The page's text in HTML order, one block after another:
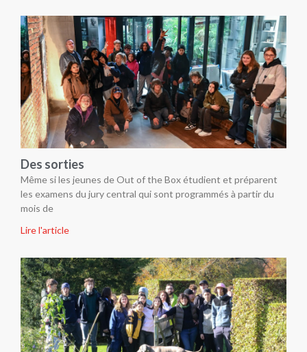
Des sorties
Même si les jeunes de Out of the Box étudient et préparent
les examens du jury central qui sont programmés à partir du
mois de
Lire l'article